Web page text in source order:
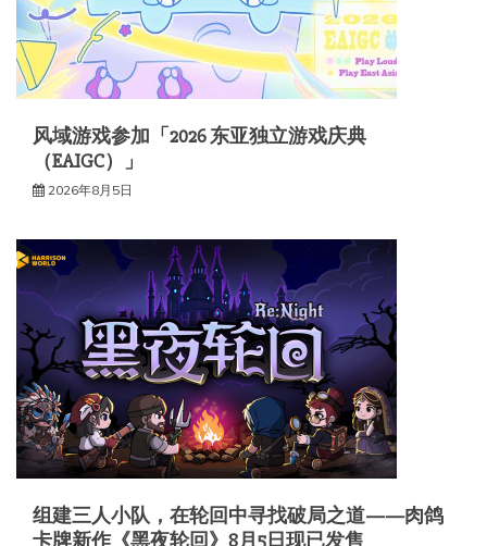
风域游戏参加「2026 东亚独立游戏庆典
（EAIGC）」
2026年8月5日
组建三人小队，在轮回中寻找破局之道——肉鸽
卡牌新作《黑夜轮回》8月5日现已发售